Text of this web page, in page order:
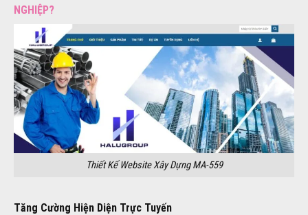
NGHIỆP?
Thiết Kế Website Xây Dựng MA-559
Tăng Cường Hiện Diện Trực Tuyến